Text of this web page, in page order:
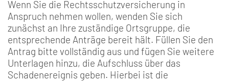
Wenn Sie die Rechtsschutzversicherung in
Anspruch nehmen wollen, wenden Sie sich
zunächst an Ihre zuständige Ortsgruppe, die
entsprechende Anträge bereit hält. Füllen Sie den
Antrag bitte vollständig aus und fügen Sie weitere
Unterlagen hinzu, die Aufschluss über das
Schadenereignis geben. Hierbei ist die